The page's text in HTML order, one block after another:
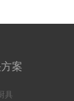
案
具